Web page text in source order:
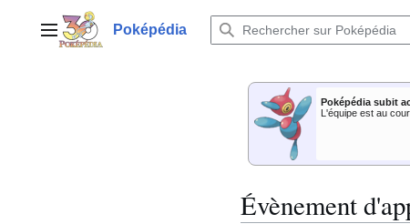
contenuMenu principalPoképédia
Poképédia subit
L'équipe est au
Évènement